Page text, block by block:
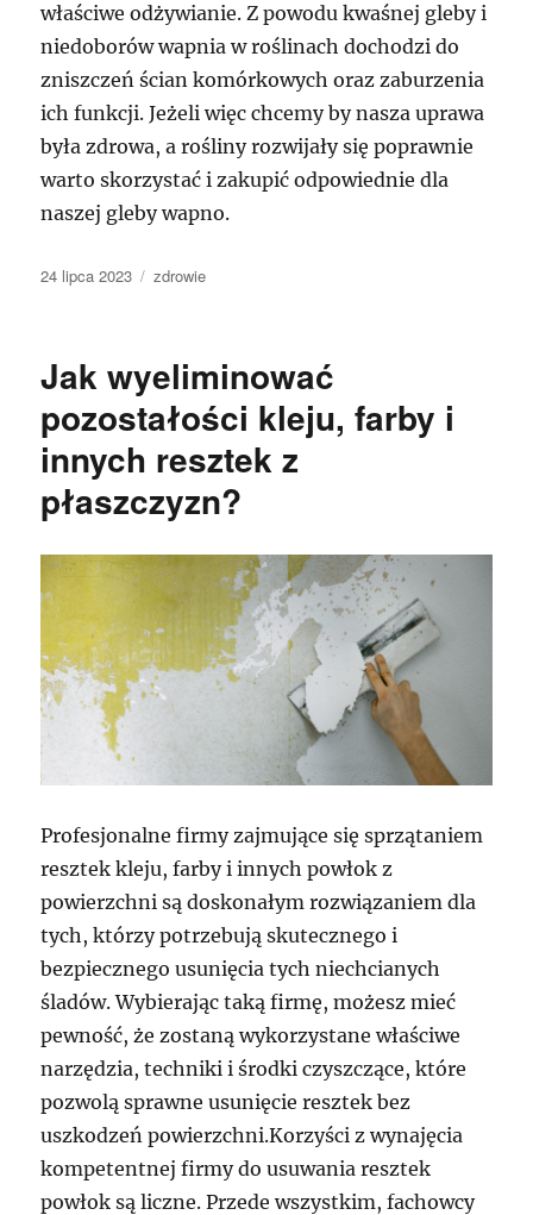
właściwe odżywianie. Z powodu kwaśnej gleby i
niedoborów wapnia w roślinach dochodzi do
zniszczeń ścian komórkowych oraz zaburzenia
ich funkcji. Jeżeli więc chcemy by nasza uprawa
była zdrowa, a rośliny rozwijały się poprawnie
warto skorzystać i zakupić odpowiednie dla
naszej gleby wapno.
Data
24 lipca 2023 Kategorie
zdrowie
Jak wyeliminować
pozostałości kleju, farby i
innych resztek z
płaszczyzn?
Profesjonalne firmy zajmujące się sprzątaniem
resztek kleju, farby i innych powłok z
powierzchni są doskonałym rozwiązaniem dla
tych, którzy potrzebują skutecznego i
bezpiecznego usunięcia tych niechcianych
śladów. Wybierając taką firmę, możesz mieć
pewność, że zostaną wykorzystane właściwe
narzędzia, techniki i środki czyszczące, które
pozwolą sprawne usunięcie resztek bez
uszkodzeń powierzchni.Korzyści z wynajęcia
kompetentnej firmy do usuwania resztek
powłok są liczne. Przede wszystkim, fachowcy